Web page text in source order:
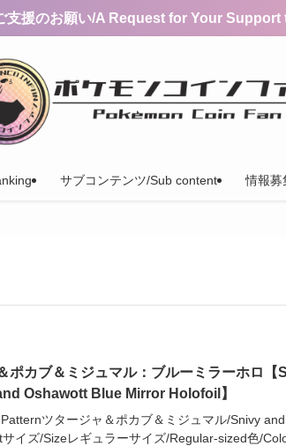
支援のお願い/A Request for Your
サブコンテンツ/Sub content 情報募
ポカブ＆ミジュマル：ブルーミラーホロ【
Oshawott Blue Mirror Holofoil】
ツタージャ＆ポカブ＆ミジュマル/Snivy
イズ/Sizeレギュラーサイズ/Regular-sized色/